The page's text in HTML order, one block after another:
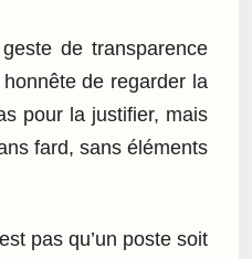
de transparence
de regarder la
pour la justifier, mais
fard, sans éléments
pas qu’un poste soit